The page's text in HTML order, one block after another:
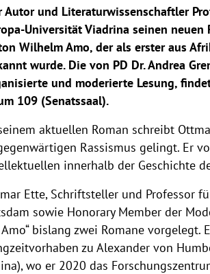
Autor und Literaturwissenschaftler
Universität Viadrina seinen neuen
Wilhelm Amo, der als erster aus
wurde. Die von PD Dr. Andrea
und moderierte Lesung,
109 (Senatssaal).
aktuellen Roman schreibt
Rassismus gelingt. Er
innerhalb der Geschichte
Ette, Schriftsteller und Professor
sowie Honorary Member der
bislang zwei Romane
zu Alexander von
wo er 2020 das